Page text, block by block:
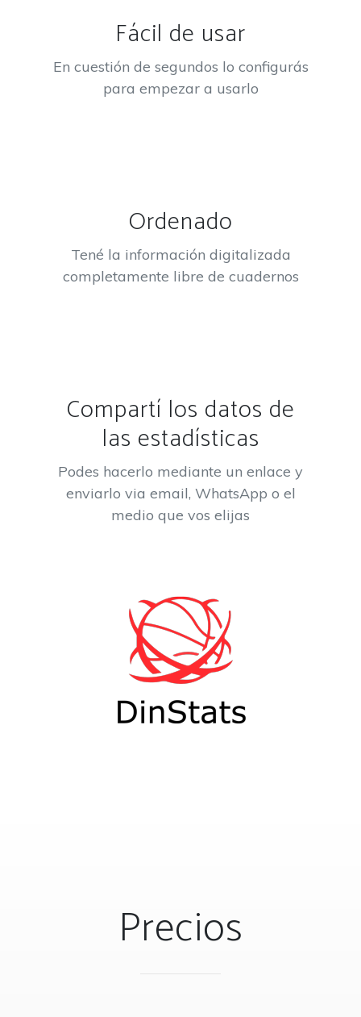
Fácil de usar
En cuestión de segundos lo configurás
para empezar a usarlo
Ordenado
Tené la información digitalizada
completamente libre de cuadernos
Compartí los datos de
las estadísticas
Podes hacerlo mediante un enlace y
enviarlo via email, WhatsApp o el
medio que vos elijas
Precios